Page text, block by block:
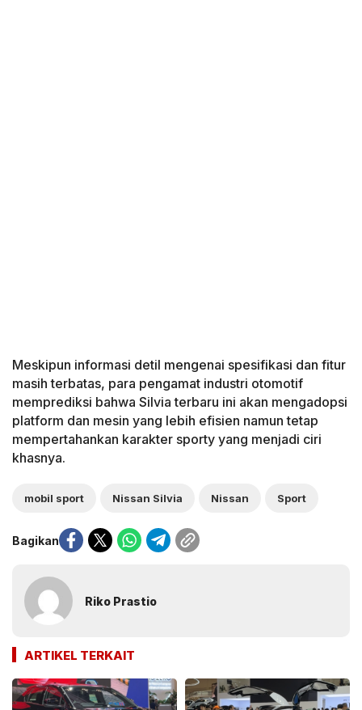
Meskipun informasi detil mengenai spesifikasi dan fitur
masih terbatas, para pengamat industri otomotif
memprediksi bahwa Silvia terbaru ini akan mengadopsi
platform dan mesin yang lebih efisien namun tetap
mempertahankan karakter sporty yang menjadi ciri
khasnya.
mobil sport Nissan Silvia Nissan Sport
Bagikan
Riko Prastio
ARTIKEL TERKAIT